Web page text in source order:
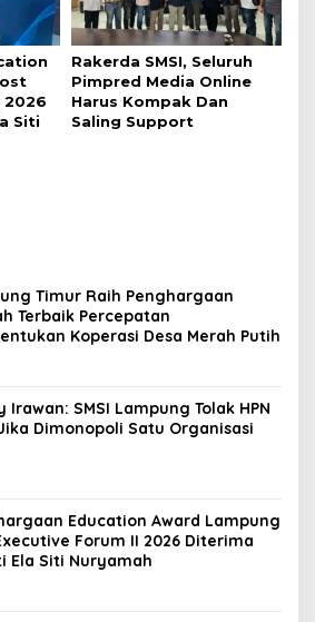
2026
Siti
Rakerda SMSI, Seluruh
Pimpred Media Online
Harus Kompak Dan
Saling Support
Timur Raih Penghargaan
Terbaik Percepatan
Koperasi Desa Merah Putih
Irawan: SMSI Lampung Tolak HPN
Dimonopoli Satu Organisasi
Education Award Lampung
Forum II 2026 Diterima
Ela Siti Nuryamah